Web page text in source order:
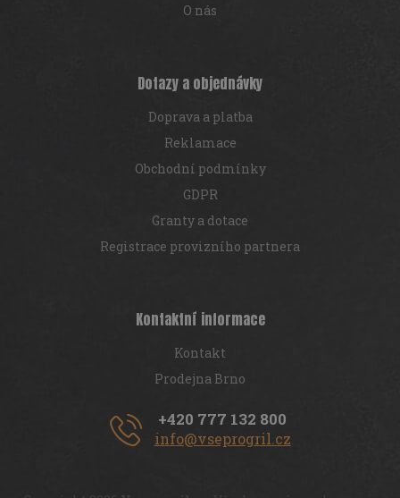
O nás
Dotazy a objednávky
Doprava a platba
Reklamace
Obchodní podmínky
GDPR
Granty a dotace
Registrace provizního partnera
Kontaktní informace
Kontakt
Prodejna Brno
+420 777 132 800
info@vseprogril.cz